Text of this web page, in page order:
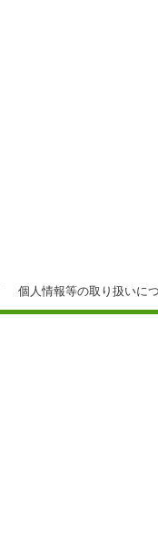
個人情報等の取り扱いに